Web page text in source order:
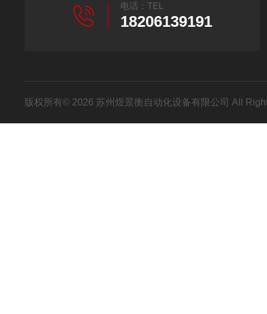
电话：TEL
18206139191
版权所有© 2026 苏州煜景衡自动化设备有限公司 All